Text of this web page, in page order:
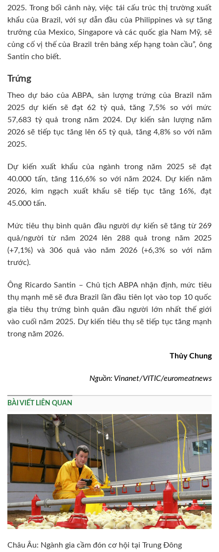
2025. Trong bối cảnh này, việc tái cấu trúc thị trường xuất
khẩu của Brazil, với sự dẫn đầu của Philippines và sự tăng
trưởng của Mexico, Singapore và các quốc gia Nam Mỹ, sẽ
củng cố vị thế của Brazil trên bảng xếp hạng toàn cầu”, ông
Santin cho biết.
Trứng
Theo dự báo của ABPA, sản lượng trứng của Brazil năm
2025 dự kiến sẽ đạt 62 tỷ quả, tăng 7,5% so với mức
57,683 tỷ quả trong năm 2024. Dự kiến sản lượng năm
2026 sẽ tiếp tục tăng lên 65 tỷ quả, tăng 4,8% so với năm
2025.
Dự kiến xuất khẩu của ngành trong năm 2025 sẽ đạt
40.000 tấn, tăng 116,6% so với năm 2024. Dự kiến năm
2026, kim ngạch xuất khẩu sẽ tiếp tục tăng 16%, đạt
45.000 tấn.
Mức tiêu thụ bình quân đầu người dự kiến sẽ tăng từ 269
quả/người từ năm 2024 lên 288 quả trong năm 2025
(+7,1%) và 306 quả vào năm 2026 (+6,3% so với năm
trước).
Ông Ricardo Santin – Chủ tịch ABPA nhận định, mức tiêu
thụ mạnh mẽ sẽ đưa Brazil lần đầu tiên lọt vào top 10 quốc
gia tiêu thụ trứng bình quân đầu người lớn nhất thế giới
vào cuối năm 2025. Dự kiến tiêu thụ sẽ tiếp tục tăng mạnh
trong năm 2026.
Thủy Chung
Nguồn: Vinanet/VITIC/euromeatnews
BÀI VIẾT LIÊN QUAN
Châu Âu: Ngành gia cầm đón cơ hội tại Trung Đông